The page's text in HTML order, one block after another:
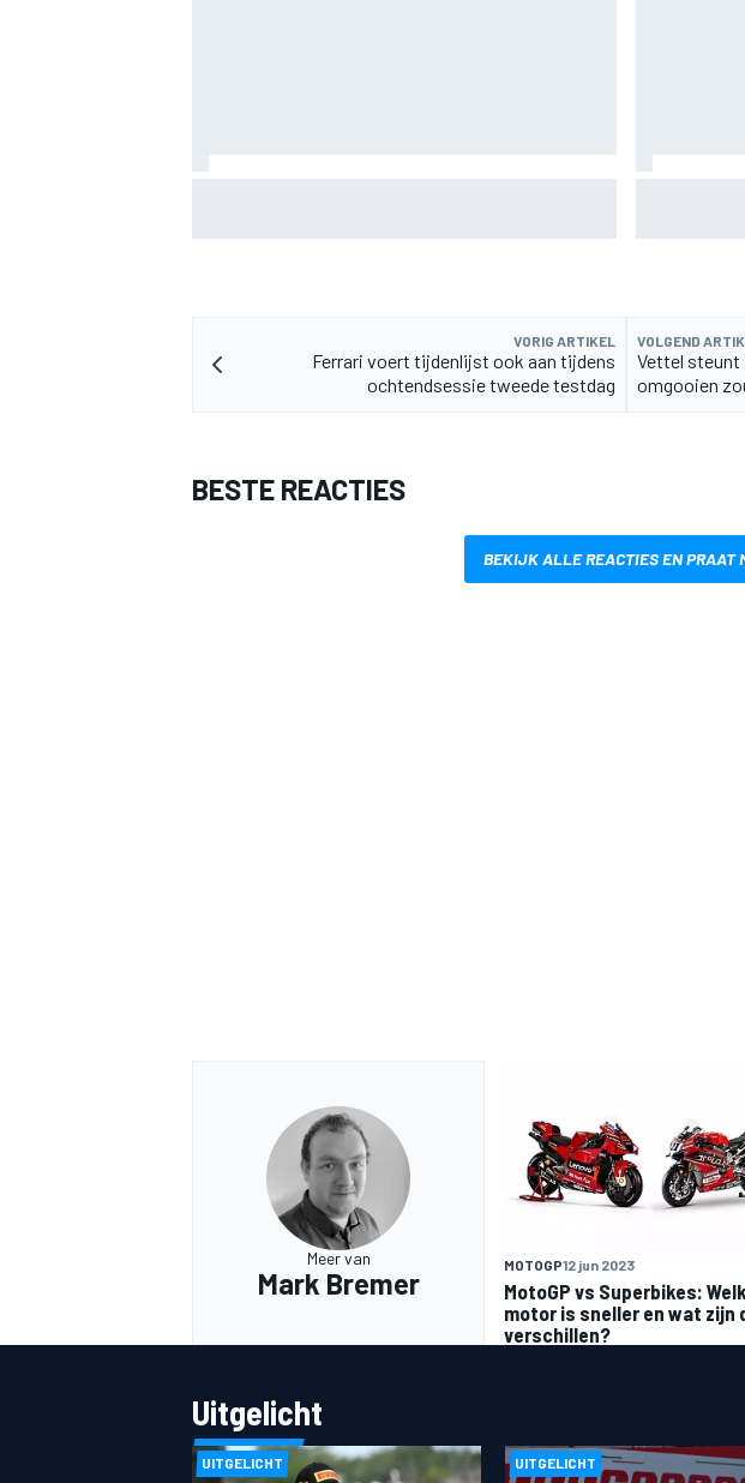
VORIG ARTIKEL
Ferrari voert tijdenlijst ook aan tijdens
ochtendsessie tweede testdag
VOLGEND
Vettel steunt
omgooien
BESTE REACTIES
BEKIJK ALLE REACTIES EN PRAAT
Meer van
Mark Bremer
MOTOGP12 jun 2023
MotoGP vs Superbikes:
motor is sneller en wat zijn
verschillen?
Uitgelicht
UITGELICHT UITGELICHT